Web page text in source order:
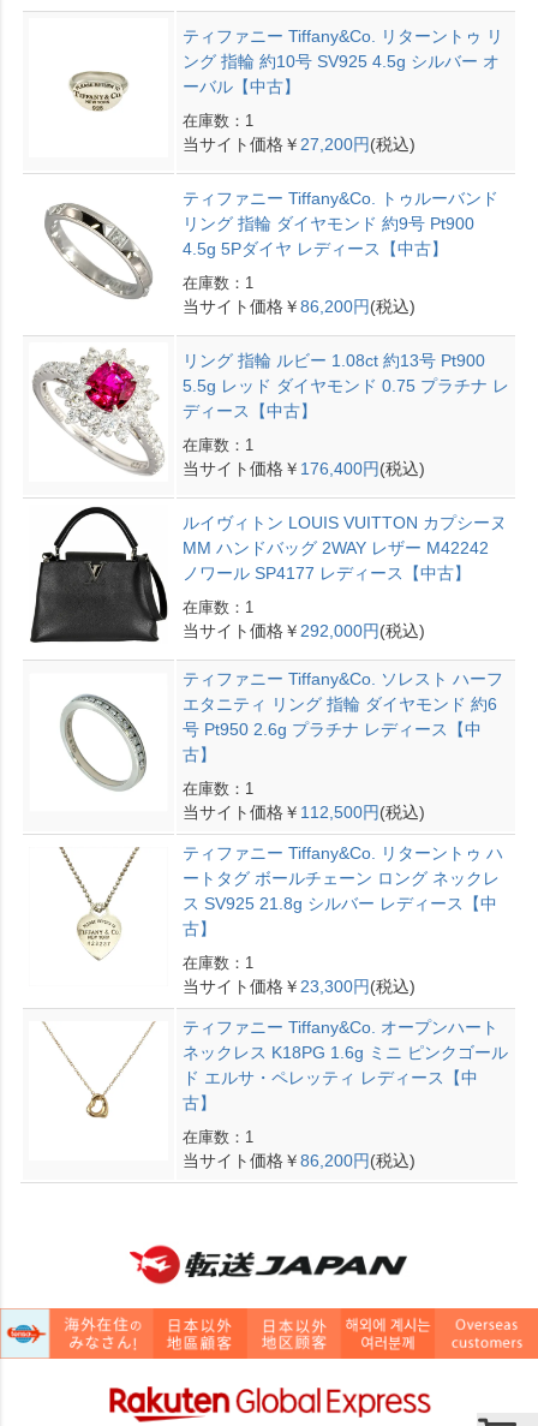
ティファニー Tiffany&Co. リターントゥ リ
ング 指輪 約10号 SV925 4.5g シルバー オ
ーバル【中古】
在庫数：1
当サイト価格￥ 27,200円(税込)
ティファニー Tiffany&Co. トゥルーバンド
リング 指輪 ダイヤモンド 約9号 Pt900
4.5g 5Pダイヤ レディース【中古】
在庫数：1
当サイト価格￥86,200円(税込)
リング 指輪 ルビー 1.08ct 約13号 Pt900
5.5g レッド ダイヤモンド 0.75 プラチナ レ
ディース【中古】
在庫数：1
当サイト価格￥ 176,400円(税込)
ルイヴィトン LOUIS VUITTON カプシーヌ
MM ハンドバッグ 2WAY レザー M42242
ノワール SP4177 レディース【中古】
在庫数：1
当サイト価格￥ 292,000円(税込)
ティファニー Tiffany&Co. ソレスト ハーフ
エタニティ リング 指輪 ダイヤモンド 約6
号 Pt950 2.6g プラチナ レディース【中
古】
在庫数：1
当サイト価格￥ 112,500円(税込)
ティファニー Tiffany&Co. リターントゥ ハ
ートタグ ボールチェーン ロング ネックレ
ス SV925 21.8g シルバー レディース【中
古】
在庫数：1
当サイト価格￥ 23,300円(税込)
ティファニー Tiffany&Co. オープンハート
ネックレス K18PG 1.6g ミニ ピンクゴール
ド エルサ・ペレッティ レディース【中
古】
在庫数：1
当サイト価格￥86,200円(税込)